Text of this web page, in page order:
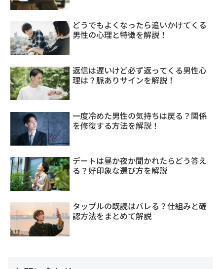
どうでもよくなったら追いかけてくる
男性の心理と特徴を解説！
返信は遅いけど必ず返ってくる男性心
理は？脈ありサインを解説！
一度冷めた男性の気持ちは戻る？関係
を修復する方法を解説！
デートは昼か夜か聞かれたらどう答え
る？好印象な選び方を解説
タップルの既読はバレる？仕組みと確
認方法をまとめて解説